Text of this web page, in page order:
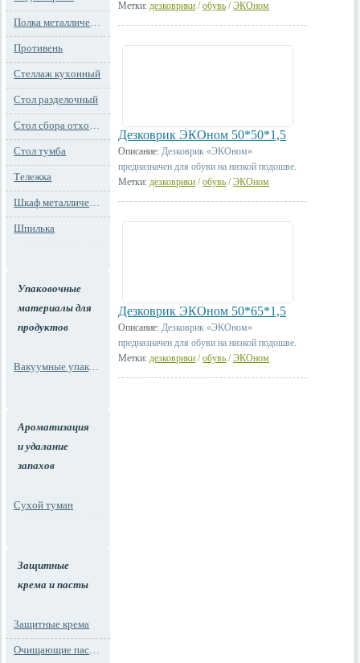
Полка металлическая
Противень
Стеллаж кухонный
Стол разделочный
Стол сбора отходов
Стол тумба
Тележка
Шкаф металлический
Шпилька
Упаковочные
материалы для
продуктов
Вакуумные упаковки
Ароматизация
и удалание
запахов
Сухой туман
Защитные
крема и пасты
Защитные крема
Очищающие пасты для рук
Метки: дезковрики /обувь /ЭКОном
Дезковрик ЭКОном 50*50*1,5
Описание: Дезковрик «ЭКОном»
предназначен для обуви на низкой подошве.
Метки: дезковрики /обувь /ЭКОном
Дезковрик ЭКОном 50*65*1,5
Описание: Дезковрик «ЭКОном»
предназначен для обуви на низкой подошве.
Метки: дезковрики /обувь /ЭКОном